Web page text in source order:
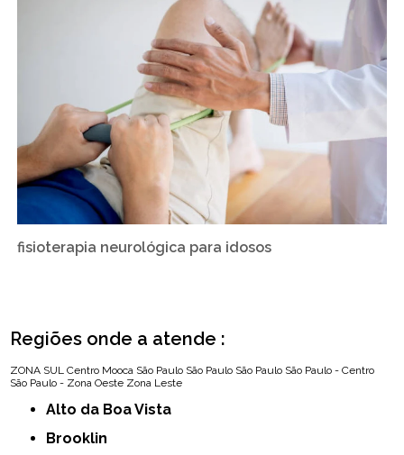
fisioterapia neurológica para idosos
Regiões onde a atende :
ZONA SUL Centro Mooca São Paulo São Paulo São Paulo São Paulo - Centro
São Paulo - Zona Oeste Zona Leste
Alto da Boa Vista
Brooklin